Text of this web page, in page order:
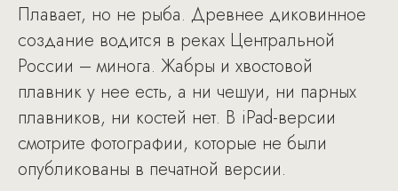
Плавает, но не рыба. Древнее диковинное
создание водится в реках Центральной
России – минога. Жабры и хвостовой
плавник у нее есть, а ни чешуи, ни парных
плавников, ни костей нет. В iPad-версии
смотрите фотографии, которые не были
опубликованы в печатной версии.